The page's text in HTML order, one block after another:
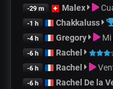
-29 m Malex
-1 h Chakkaluss
-4 h Gregory
-6 h Rachel
-6 h Rachel
-6 h Rachel De la